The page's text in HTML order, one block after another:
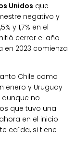
Unidos que
negativo y
y 1,7% en el
cerrar el año
en 2023 comienza
Chile como
enero y Uruguay
aunque no
que tuvo una
en el inicio
caída, si tiene